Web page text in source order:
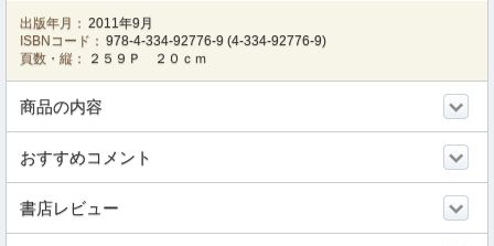
出版年月： 2011年9月
ISBNコード： 978-4-334-92776-9 (4-334-92776-9)
頁数・縦：
２５９Ｐ ２０ｃｍ
商品の内容
おすすめコメント
書店レビュー